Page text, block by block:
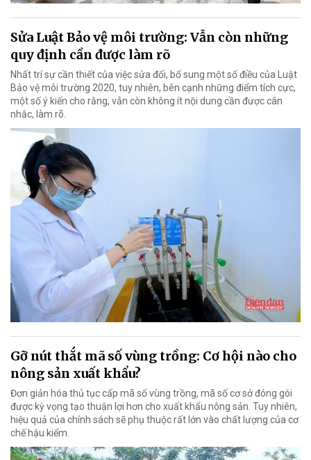
Sửa Luật Bảo vệ môi trường: Vẫn còn những
quy định cần được làm rõ
Nhất trí sự cần thiết của việc sửa đổi, bổ sung một số điều của Luật
Bảo vệ môi trường 2020, tuy nhiên, bên cạnh những điểm tích cực,
một số ý kiến cho rằng, vẫn còn không ít nội dung cần được cân
nhắc, làm rõ.
Gỡ nút thắt mã số vùng trồng: Cơ hội nào cho
nông sản xuất khẩu?
Đơn giản hóa thủ tục cấp mã số vùng trồng, mã số cơ sở đóng gói
được kỳ vọng tạo thuận lợi hơn cho xuất khẩu nông sản. Tuy nhiên,
hiệu quả của chính sách sẽ phụ thuộc rất lớn vào chất lượng của cơ
chế hậu kiểm.